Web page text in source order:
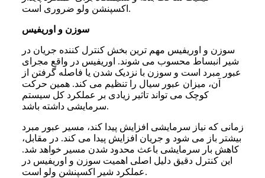
اکسپنشن ولو ضروری است.
سوزن و اوریفیس
سوزن و اوریفیس مهم ترین بخش کنترل کننده جریان در
شیر انبساط محسوب می شوند. اوریفیس در واقع مجرای
عبور مبرد است و سوزن با نزدیک شدن یا فاصله گرفتن از
آن، میزان عبور سیال را تنظیم می کند. همین حرکت
کوچک می تواند تاثیر زیادی بر عملکرد کل سیستم
سرمایشی داشته باشد.
زمانی که نیاز سرمایشی افزایش پیدا کند، مسیر عبور مبرد
بیشتر باز می شود و جریان افزایش پیدا می کند. در مقابل،
کاهش بار سرمایشی باعث محدود شدن مسیر خواهد شد.
این کنترل دقیق دلیل اصلی اهمیت سوزن و اوریفیس در
عملکرد شیر اکسپنشن ولو است.